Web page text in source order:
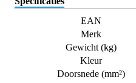
EAN
Merk
Gewicht (kg)
Kleur
Doorsnede (mm²)